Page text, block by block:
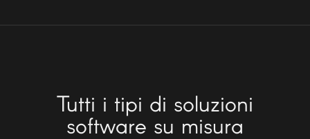
Tutti i tipi di soluzioni
software su misura